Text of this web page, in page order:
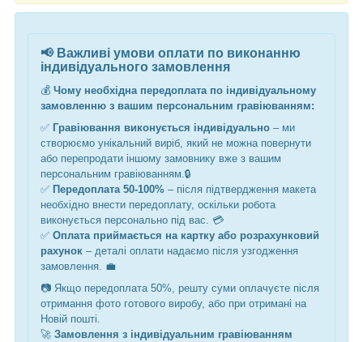
📢Важливі умови оплати по виконанню
індивідуального замовлення
💰 Чому необхідна передоплата по індивідуальному
замовленню з вашим персональним гравіюванням:
✅ Гравіювання виконується індивідуально – ми
створюємо унікальний виріб, який не можна повернути
або перепродати іншому замовнику вже з вашим
персональним гравіюванням.🔒
✅ Передоплата 50-100% – після підтвердження макета
необхідно внести передоплату, оскільки робота
виконується персонально під вас. 💳
✅ Оплата приймається на картку або розрахунковий
рахунок – деталі оплати надаємо після узгодження
замовлення. 💼
📷 Якщо передоплата 50%, решту суми оплачуєте після
отримання фото готового виробу, або при отримані на
Новій пошті.
🚀 Замовлення з індивідуальним гравіюванням